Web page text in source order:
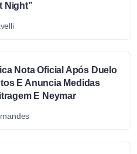
Night”
Nota Oficial Após Duelo
E Anuncia Medidas
E Neymar